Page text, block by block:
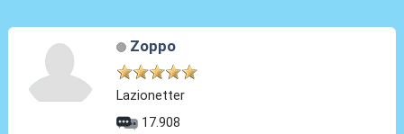
Zoppo
Lazionetter
17.908